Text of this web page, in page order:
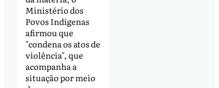
Ministério dos
Povos Indígenas
afirmou que
"condena os atos de
violência", que
acompanha a
situação por meio